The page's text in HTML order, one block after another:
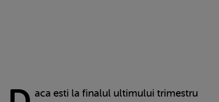
aca esti la finalul ultimului trimestru